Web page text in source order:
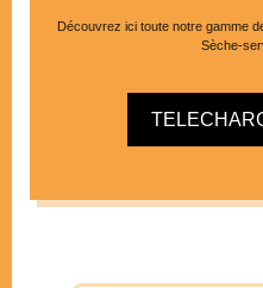
Découvrez ici toute notre gamme
Sèche-